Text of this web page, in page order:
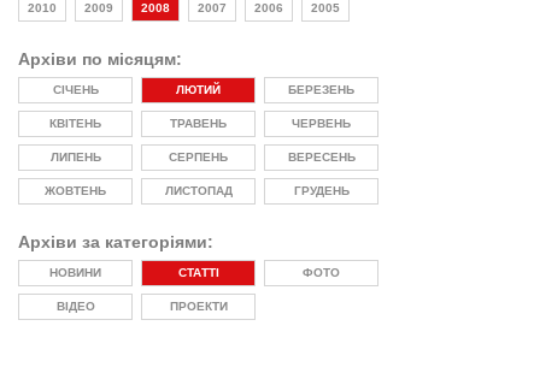
2010 2009 2008 2007 2006 2005
Архіви по місяцям:
СІЧЕНЬ ЛЮТИЙ БЕРЕЗЕНЬ
КВІТЕНЬ ТРАВЕНЬ ЧЕРВЕНЬ
ЛИПЕНЬ СЕРПЕНЬ ВЕРЕСЕНЬ
ЖОВТЕНЬ ЛИСТОПАД ГРУДЕНЬ
Архіви за категоріями:
НОВИНИ СТАТТІ ФОТО
ВІДЕО ПРОЕКТИ